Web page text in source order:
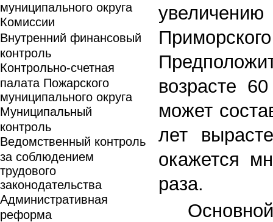
муниципального округа
Комиссии
Внутренний финансовый
контроль
Контрольно-счетная
палата Пожарского
муниципального округа
Муниципальный
контроль
Ведомственный контроль
за соблюдением
трудового
законодательства
Административная
реформа
возрасте
может
лет
окажется
раза.